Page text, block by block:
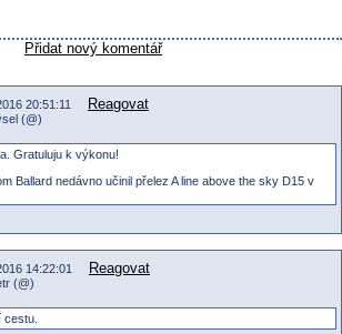
Přidat nový komentář
20:51:11 Reagovat
(@)
Gratuluju k výkonu!
Ballard nedávno učinil přelez A line above the sky D15 v
14:22:01 Reagovat
(@)